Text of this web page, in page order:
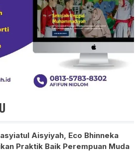
Aisyiyah, Eco Bhinneka
Praktik Baik Perempuan Muda